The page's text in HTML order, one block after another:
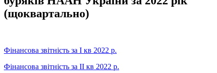
(щоквартально)
Фінансова звітність за І кв 2022 р.
Фінансова звітність за ІІ кв 2022 р.